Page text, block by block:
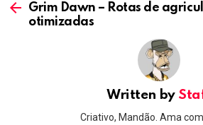
moreGrim Dawn – Rotas de
otimizadas
Written by
Criativo, Mandão. Ama